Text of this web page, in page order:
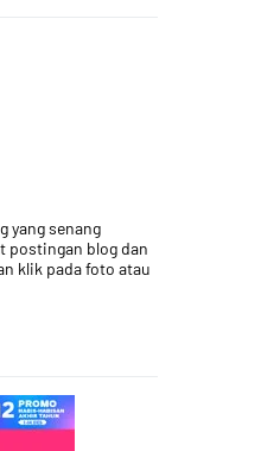
yang senang
postingan blog dan
klik pada foto atau